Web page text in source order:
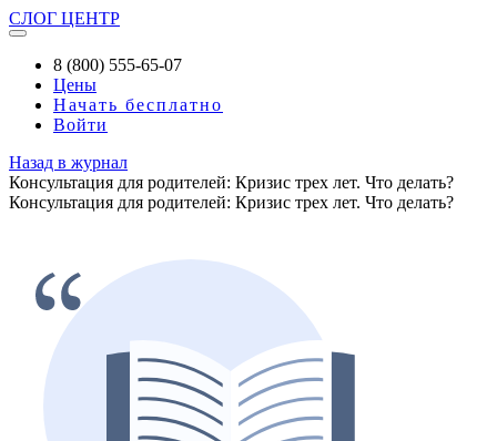
СЛОГ ЦЕНТР
8 (800) 555-65-07
Цены
Начать бесплатно
Войти
Назад в журнал
Консультация для родителей: Кризис трех лет. Что делать?
Консультация для родителей: Кризис трех лет. Что делать?